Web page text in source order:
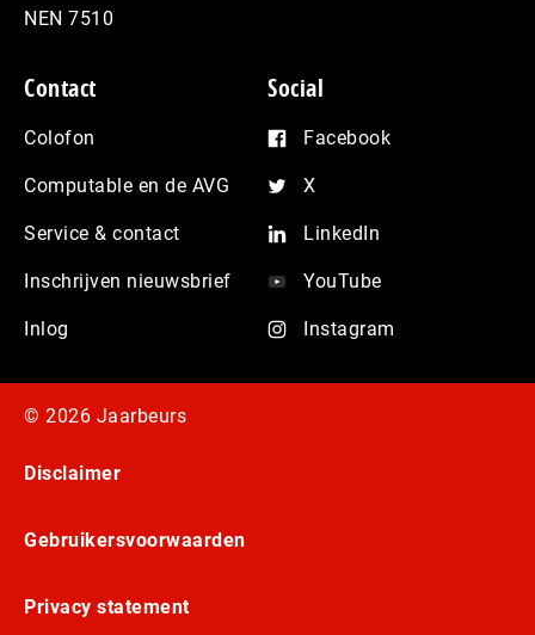
NEN 7510
Contact
Colofon
Computable en de AVG
Service & contact
Inschrijven nieuwsbrief
Inlog
Social
Facebook
X
LinkedIn
YouTube
Instagram
© 2026 Jaarbeurs
Disclaimer
Gebruikersvoorwaarden
Privacy statement